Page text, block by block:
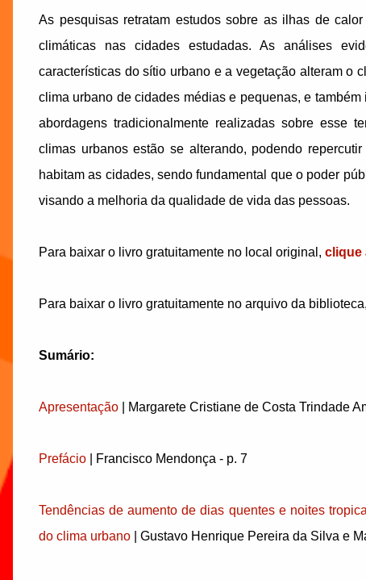
As pesquisas retratam estudos sobre as ilhas de
climáticas nas cidades estudadas. As análises
características do sítio urbano e a vegetação alteram o
clima urbano de cidades médias e pequenas, e
abordagens tradicionalmente realizadas sobre esse
climas urbanos estão se alterando, podendo
habitam as cidades, sendo fundamental que o poder
visando a melhoria da qualidade de vida das pessoas.
Para baixar o livro gratuitamente no local original, clique
Para baixar o livro gratuitamente no arquivo da biblioteca,
Sumário:
Apresentação | Margarete Cristiane de Costa Trindade
Prefácio | Francisco Mendonça - p. 7
Tendências de aumento de dias quentes e noites
do clima urbano | Gustavo Henrique Pereira da Silva e